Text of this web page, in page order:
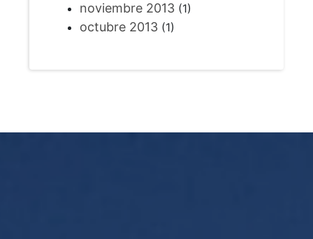
noviembre 2013(1)
octubre 2013(1)